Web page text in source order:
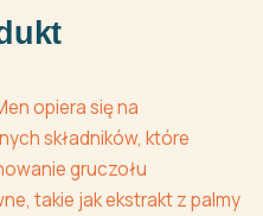
opiera się na
składników, które
gruczołu
takie jak ekstrakt z palmy